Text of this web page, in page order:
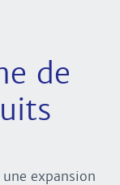
de
expansion